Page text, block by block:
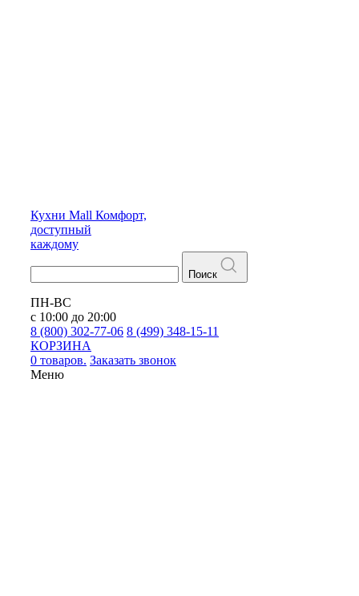
Кухни Mall Комфорт,
доступный
каждому
Поиск
ПН-ВС
с 10:00 до 20:00
8 (800) 302-77-06 8 (499) 348-15-11
КОРЗИНА
0 товаров. Заказать звонок
Меню